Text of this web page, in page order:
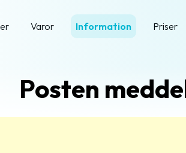
Varor Information Priser
Posten